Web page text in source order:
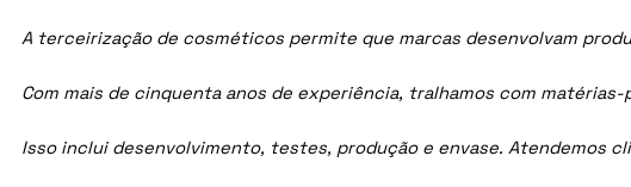
A terceirização de cosméticos permite que marcas desenvolvam
Com mais de cinquenta anos de experiência, tralhamos com
Isso inclui desenvolvimento, testes, produção e envase. Atendemos